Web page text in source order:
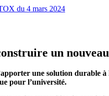
du 4 mars 2024
un
une solution durable
pour l’université.